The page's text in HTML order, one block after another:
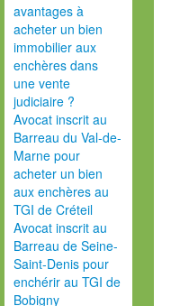
avantages à
acheter un bien
immobilier aux
enchères dans
une vente
judiciaire ?
Avocat inscrit au
Barreau du Val-de-
Marne pour
acheter un bien
aux enchères au
TGI de Créteil
Avocat inscrit au
Barreau de Seine-
Saint-Denis pour
enchérir au TGI de
Bobigny